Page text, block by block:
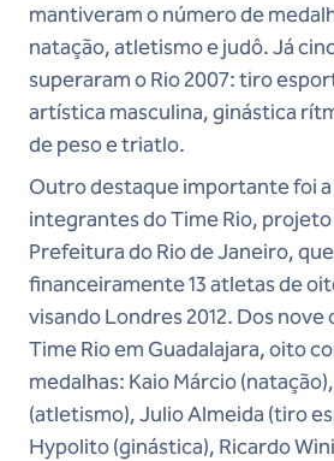
mantiveram o número de
natação, atletismo e judô. Já
superaram o Rio 2007: tiro
artística masculina, ginástica
de peso e triatlo.
Outro destaque importante foi
integrantes do Time Rio,
Prefeitura do Rio de Janeiro,
financeiramente 13 atletas de
visando Londres 2012. Dos
Time Rio em Guadalajara, oito
medalhas: Kaio Márcio
(atletismo), Julio Almeida (tiro
Hypolito (ginástica), Ricardo